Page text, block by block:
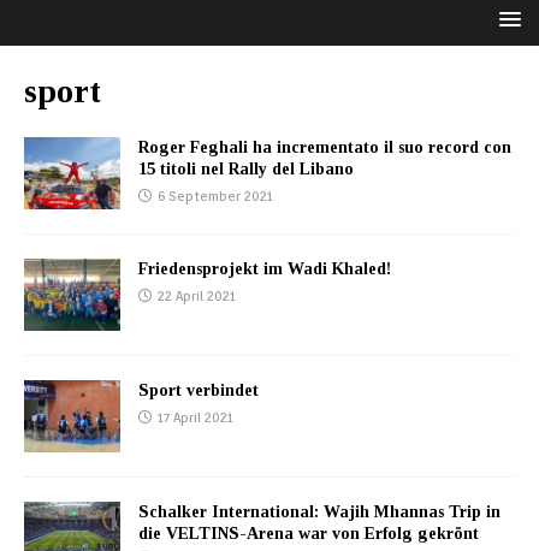
sport
Roger Feghali ha incrementato il suo record con
15 titoli nel Rally del Libano
6 September 2021
Friedensprojekt im Wadi Khaled!
22 April 2021
Sport verbindet
17 April 2021
Schalker International: Wajih Mhannas Trip in
die VELTINS-Arena war von Erfolg gekrönt